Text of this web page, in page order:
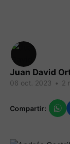
Juan David
06 oct. 2023 • 2
Compartir: